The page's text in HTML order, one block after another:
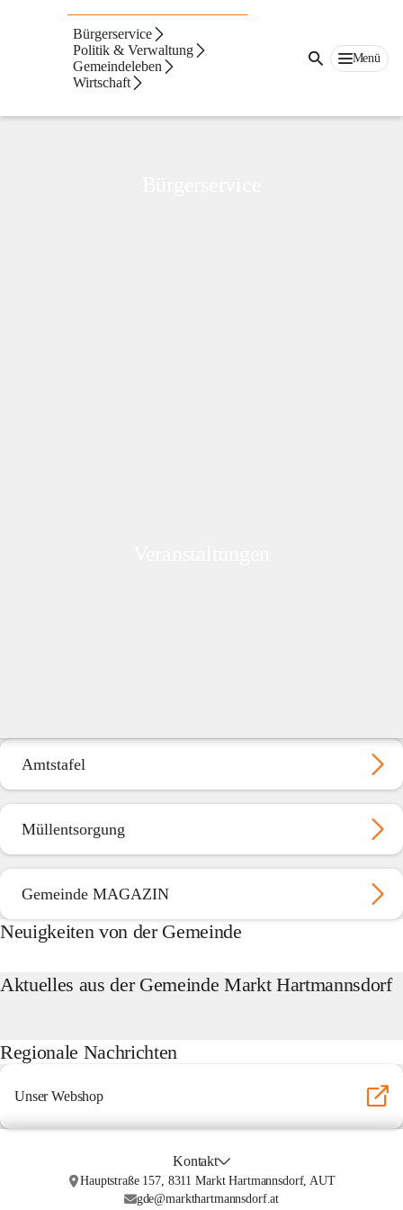
Bürgerservice
Politik & Verwaltung
Gemeindeleben
Wirtschaft
Menü
Amtstafel
Müllentsorgung
Gemeinde MAGAZIN
Neuigkeiten von der Gemeinde
Aktuelles aus der Gemeinde Markt Hartmannsdorf
Regionale Nachrichten
Unser Webshop
Kontakt
Hauptstraße 157, 8311 Markt Hartmannsdorf, AUT
gde@markthartmannsdorf.at